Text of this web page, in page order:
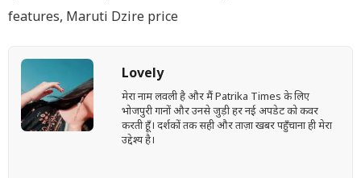
features, Maruti Dzire price
Lovely
मेरा नाम लवली है और मैं Patrika Times के लिए
भोजपुरी गानों और उनसे जुड़ी हर नई अपडेट को कवर
करती हूँ। दर्शकों तक सही और ताज़ा खबर पहुँचाना ही मेरा
उद्देश्य है।